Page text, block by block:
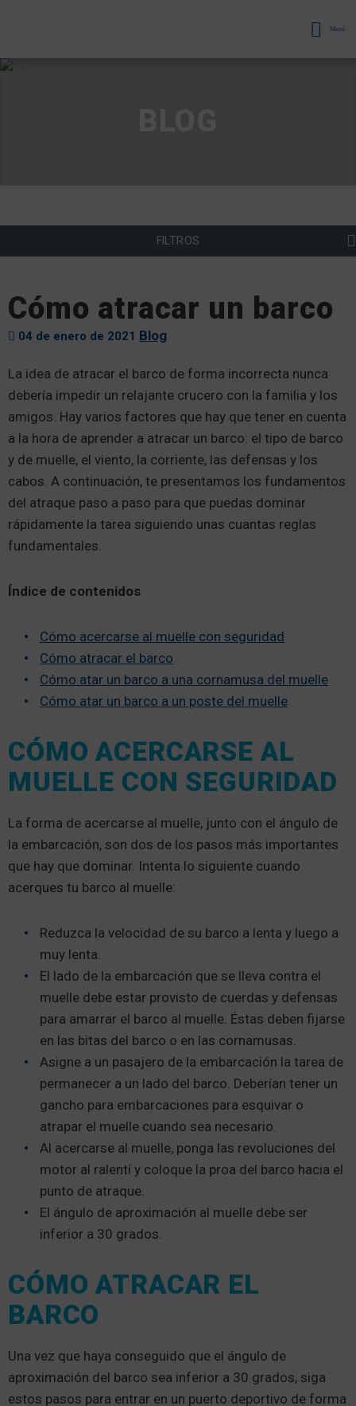
Menú
FILTROS
Cómo atracar un barco
04 de enero de 2021 Blog
La idea de atracar el barco de forma incorrecta nunca
debería impedir un relajante crucero con la familia y los
amigos. Hay varios factores que hay que tener en cuenta
a la hora de aprender a atracar un barco: el tipo de barco
y de muelle, el viento, la corriente, las defensas y los
cabos. A continuación, te presentamos los fundamentos
del atraque paso a paso para que puedas dominar
rápidamente la tarea siguiendo unas cuantas reglas
fundamentales.
Índice de contenidos
Cómo acercarse al muelle con seguridad
Cómo atracar el barco
Cómo atar un barco a una cornamusa del muelle
Cómo atar un barco a un poste del muelle
CÓMO ACERCARSE AL
MUELLE CON SEGURIDAD
La forma de acercarse al muelle, junto con el ángulo de
la embarcación, son dos de los pasos más importantes
que hay que dominar. Intenta lo siguiente cuando
acerques tu barco al muelle:
Reduzca la velocidad de su barco a lenta y luego a
muy lenta.
El lado de la embarcación que se lleva contra el
muelle debe estar provisto de cuerdas y defensas
para amarrar el barco al muelle. Éstas deben fijarse
en las bitas del barco o en las cornamusas.
Asigne a un pasajero de la embarcación la tarea de
permanecer a un lado del barco. Deberían tener un
gancho para embarcaciones para esquivar o
atrapar el muelle cuando sea necesario.
Al acercarse al muelle, ponga las revoluciones del
motor al ralentí y coloque la proa del barco hacia el
punto de atraque.
El ángulo de aproximación al muelle debe ser
inferior a 30 grados.
CÓMO ATRACAR EL
BARCO
Una vez que haya conseguido que el ángulo de
aproximación del barco sea inferior a 30 grados, siga
estos pasos para entrar en un puerto deportivo de forma